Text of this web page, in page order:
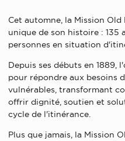
Cet automne, la Mission
unique de son histoire : 135
personnes en situation
Depuis ses débuts en 1889,
pour répondre aux besoins
vulnérables, transformant
offrir dignité, soutien et
cycle de l'itinérance.
Plus que jamais, la Mission